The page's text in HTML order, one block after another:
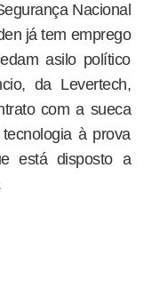
Nacional
já tem emprego
asilo político
da Levertech,
com a sueca
à prova
está disposto a